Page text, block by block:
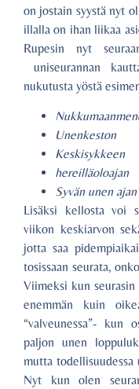
on jostain syystä nyt
illalla on ihan liikaa
Rupesin nyt
uniseurannan
nukutusta yöstä
Unenkeston
Keskisykkeen
hereilläoloajan
Syvän unen ajan
Lisäksi kellosta voi
viikon keskiarvon
jotta saa
tosissaan seurata,
Viimeksi kun
enemmän kuin
“valveunessa”- kun
paljon unen
mutta
Nyt kun olen